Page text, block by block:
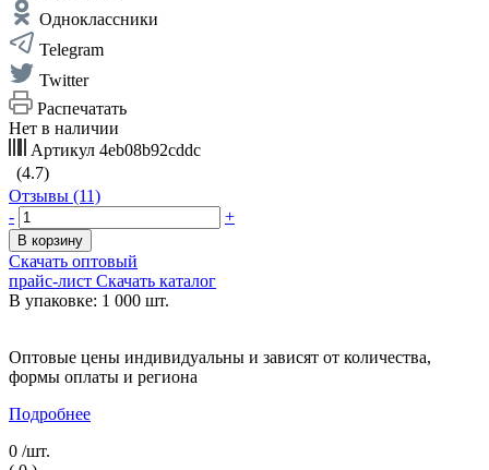
Одноклассники
Telegram
Twitter
Распечатать
Нет в наличии
Артикул 4eb08b92cddc
(4.7)
Отзывы (11)
-
+
В корзину
Скачать оптовый
прайс-лист Скачать каталог
В упаковке: 1 000 шт.
Оптовые цены индивидуальны и зависят от количества,
формы оплаты и региона
Подробнее
0 /шт.